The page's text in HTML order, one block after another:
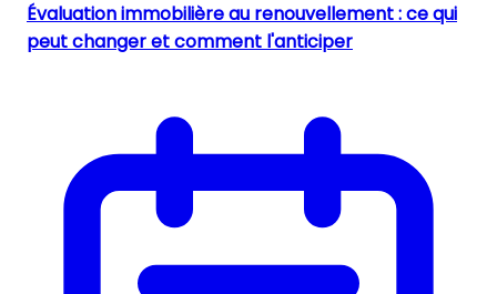
Évaluation immobilière au renouvellement : ce qui
peut changer et comment l'anticiper